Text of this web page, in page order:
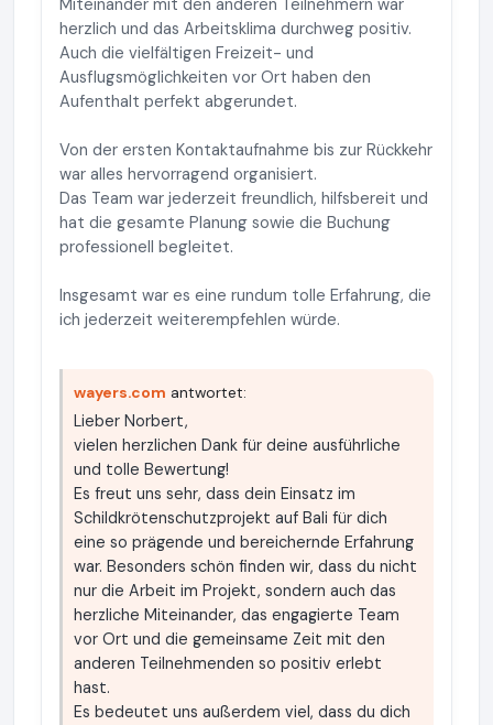
Miteinander mit den anderen Teilnehmern war
herzlich und das Arbeitsklima durchweg positiv.
Auch die vielfältigen Freizeit- und
Ausflugsmöglichkeiten vor Ort haben den
Aufenthalt perfekt abgerundet.
Von der ersten Kontaktaufnahme bis zur Rückkehr
war alles hervorragend organisiert.
Das Team war jederzeit freundlich, hilfsbereit und
hat die gesamte Planung sowie die Buchung
professionell begleitet.
Insgesamt war es eine rundum tolle Erfahrung, die
ich jederzeit weiterempfehlen würde.
wayers.com antwortet:
Lieber Norbert,
vielen herzlichen Dank für deine ausführliche
und tolle Bewertung!
Es freut uns sehr, dass dein Einsatz im
Schildkrötenschutzprojekt auf Bali für dich
eine so prägende und bereichernde Erfahrung
war. Besonders schön finden wir, dass du nicht
nur die Arbeit im Projekt, sondern auch das
herzliche Miteinander, das engagierte Team
vor Ort und die gemeinsame Zeit mit den
anderen Teilnehmenden so positiv erlebt
hast.
Es bedeutet uns außerdem viel, dass du dich